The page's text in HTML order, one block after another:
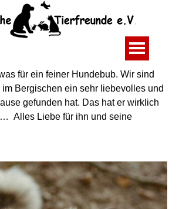
für ein feiner Hundebub. Wir sind
Bergischen ein sehr liebevolles und
gefunden hat. Das hat er wirklich
Alles Liebe für ihn und seine